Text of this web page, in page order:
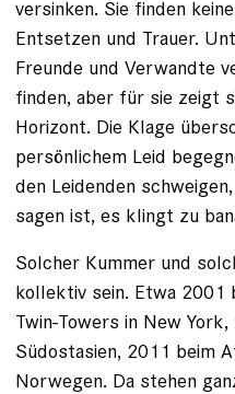
versinken. Sie finden
Entsetzen und Trauer.
Freunde und Verwandte
finden, aber für sie zeigt
Horizont. Die Klage
persönlichem Leid
den Leidenden
sagen ist, es klingt zu
Solcher Kummer und
kollektiv sein. Etwa 2001
Twin-Towers in New
Südostasien, 2011 beim
Norwegen. Da stehen